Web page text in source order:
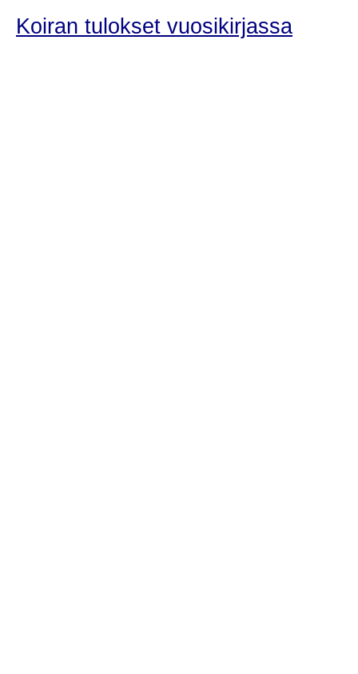
Koiran tulokset vuosikirjassa